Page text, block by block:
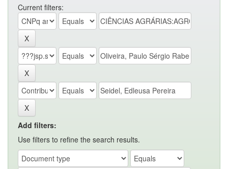
Current filters:
Add filters:
Use filters to refine the search results.